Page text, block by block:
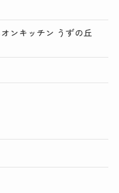
ンキッチン うずの丘